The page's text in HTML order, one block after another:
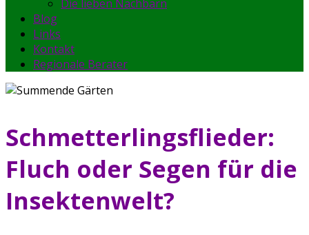
Die lieben Nachbarn
Blog
Links
Kontakt
Regionale Berater
Schmetterlingsflieder:
Fluch oder Segen für die
Insektenwelt?